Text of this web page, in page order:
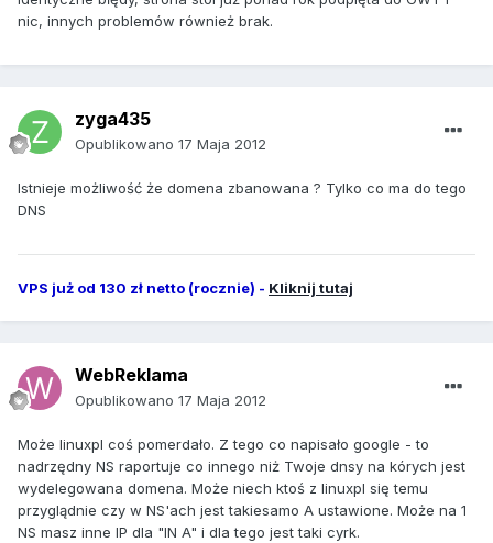
nic, innych problemów również brak.
zyga435
Opublikowano 17 Maja 2012
Istnieje możliwość że domena zbanowana ? Tylko co ma do tego
DNS
VPS już od 130 zł netto (rocznie) - Kliknij tutaj
WebReklama
Opublikowano 17 Maja 2012
Może linuxpl coś pomerdało. Z tego co napisało google - to
nadrzędny NS raportuje co innego niż Twoje dnsy na kórych jest
wydelegowana domena. Może niech ktoś z linuxpl się temu
przyglądnie czy w NS'ach jest takiesamo A ustawione. Może na 1
NS masz inne IP dla "IN A" i dla tego jest taki cyrk.